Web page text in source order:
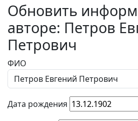
Обновить
авторе: Петров
Петрович
ФИО
Дата рождения